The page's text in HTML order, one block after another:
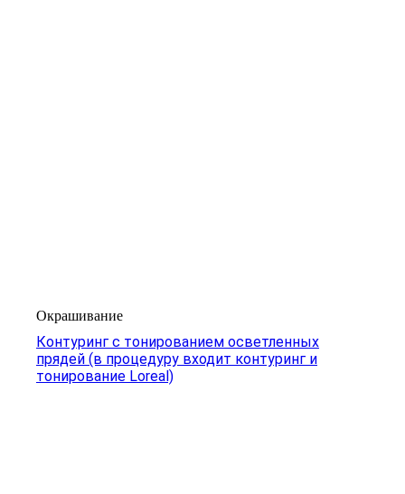
Окрашивание
Контуринг с тонированием осветленных
прядей (в процедуру входит контуринг и
тонирование Loreal)